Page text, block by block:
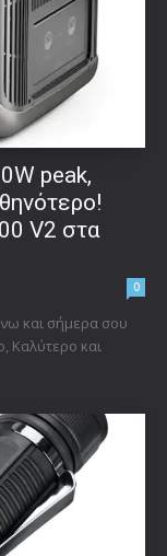
peak,
V2 στα
0
και σήμερα σου
Καλύτερο και